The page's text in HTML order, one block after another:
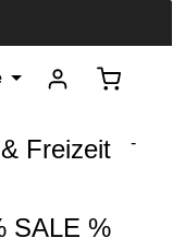
Freizeit
SALE %